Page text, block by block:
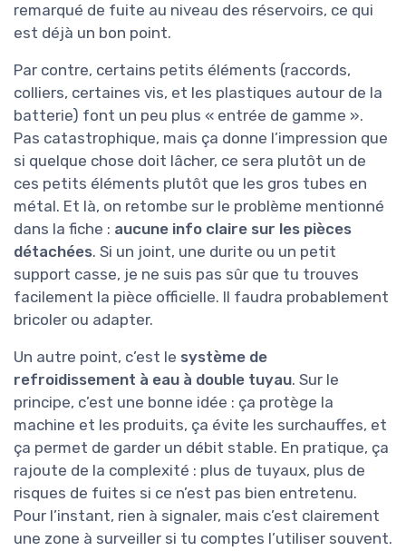
remarqué de fuite au niveau des réservoirs, ce qui
est déjà un bon point.
Par contre, certains petits éléments (raccords,
colliers, certaines vis, et les plastiques autour de la
batterie) font un peu plus « entrée de gamme ».
Pas catastrophique, mais ça donne l’impression que
si quelque chose doit lâcher, ce sera plutôt un de
ces petits éléments plutôt que les gros tubes en
métal. Et là, on retombe sur le problème mentionné
dans la fiche : aucune info claire sur les pièces
détachées. Si un joint, une durite ou un petit
support casse, je ne suis pas sûr que tu trouves
facilement la pièce officielle. Il faudra probablement
bricoler ou adapter.
Un autre point, c’est le système de
refroidissement à eau à double tuyau. Sur le
principe, c’est une bonne idée : ça protège la
machine et les produits, ça évite les surchauffes, et
ça permet de garder un débit stable. En pratique, ça
rajoute de la complexité : plus de tuyaux, plus de
risques de fuites si ce n’est pas bien entretenu.
Pour l’instant, rien à signaler, mais c’est clairement
une zone à surveiller si tu comptes l’utiliser souvent.